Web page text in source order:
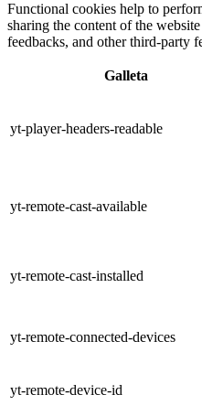
Functional cookies help to
sharing the content of the
feedbacks, and other third-party
Galleta
yt-player-headers-readable
yt-remote-cast-available
yt-remote-cast-installed
yt-remote-connected-devices
yt-remote-device-id